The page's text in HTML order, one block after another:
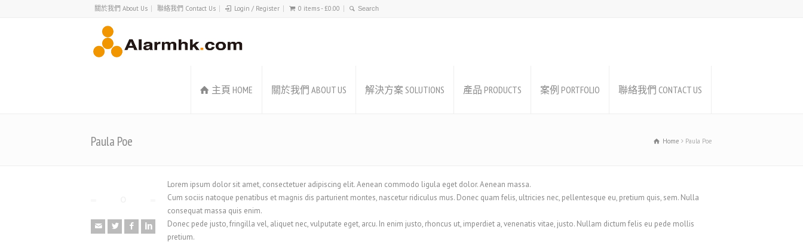
關於我們 About Us 聯絡我們 Contact Us Login / Register 0 items -£0.00
主頁 HOME 關於我們 ABOUT US 解決方案 SOLUTIONS 產品 PRODUCTS 案例 PORTFOLIO 聯絡我們 CONTACT US
Paula Poe Home Paula Poe
Lorem ipsum dolor sit amet, consectetuer adipiscing elit. Aenean commodo ligula eget dolor. Aenean massa.
Cum sociis natoque penatibus et magnis dis parturient montes, nascetur ridiculus mus. Donec quam felis, ultricies nec, pellentesque eu, pretium quis, sem. Nulla
consequat massa quis enim.
Donec pede justo, fringilla vel, aliquet nec, vulputate eget, arcu. In enim justo, rhoncus ut, imperdiet a, venenatis vitae, justo. Nullam dictum felis eu pede mollis
pretium.